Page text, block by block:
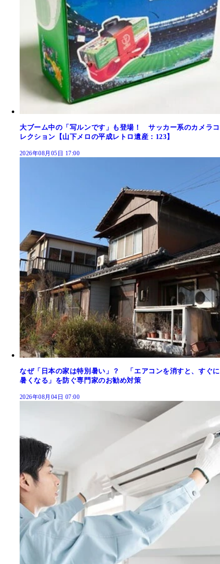
大ブーム中の「写ルンです」も登場！ サッカー系のカメラコ
レクション【山下メロの平成レトロ遺産：123】
2026年08月05日 17:00
なぜ「日本の家は特別暑い」？ 「エアコンを消すと、すぐに
暑くなる」を防ぐ専門家のお勧め対策
2026年08月04日 07:00